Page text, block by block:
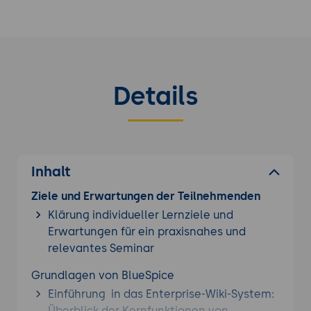
Details
Inhalt
Ziele und Erwartungen der Teilnehmenden
Klärung individueller Lernziele und
Erwartungen für ein praxisnahes und
relevantes Seminar
Grundlagen von BlueSpice
Einführung in das Enterprise-Wiki-System: